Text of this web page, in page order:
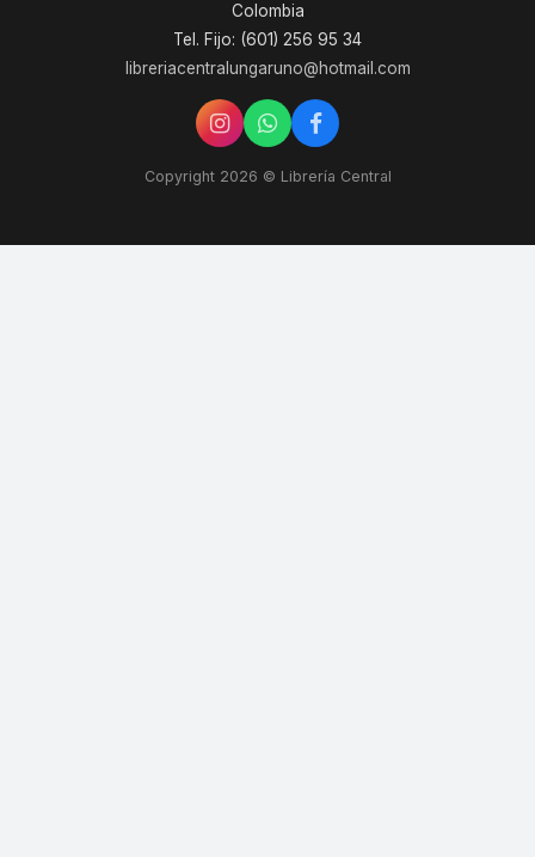
Colombia
Tel. Fijo: (601) 256 95 34
libreriacentralungaruno@hotmail.com
Copyright 2026 © Librería Central